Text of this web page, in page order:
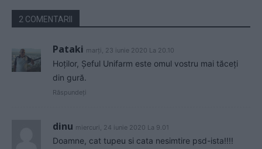
2 COMENTARII
Pataki marți, 23 iunie 2020 La 20.10
Hoților, Șeful Unifarm este omul vostru mai tăceți
din gură.
Răspundeți
dinu miercuri, 24 iunie 2020 La 9.01
Doamne, cat tupeu si cata nesimtire psd-ista!!!!